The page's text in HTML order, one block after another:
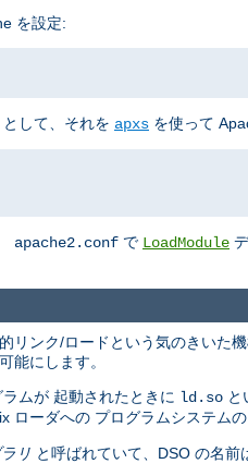
を設定:
として、それを apxs を使って
apache2.conf で LoadModule
リンク/ロードという気のきいた
能にします。
ムが 起動されたときに ld.so と
ローダへの プログラムシステム
リ と呼ばれていて、DSO の名前